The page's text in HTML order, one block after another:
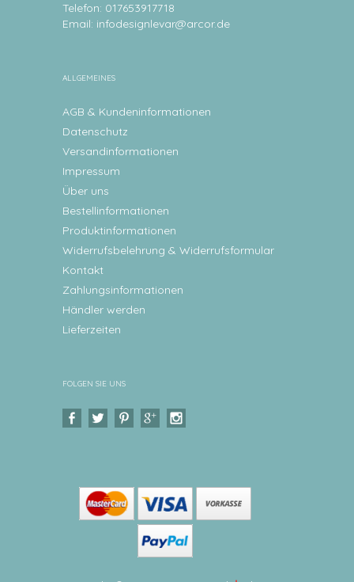
Telefon: 017653917718
Email: infodesignlevar@arcor.de
ALLGEMEINES
AGB & Kundeninformationen
Datenschutz
Versandinformationen
Impressum
Über uns
Bestellinformationen
Produktinformationen
Widerrufsbelehrung & Widerrufsformular
Kontakt
Zahlungsinformationen
Händler werden
Lieferzeiten
FOLGEN SIE UNS